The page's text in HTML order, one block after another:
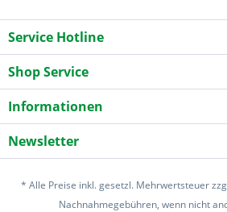
Service Hotline
Shop Service
Informationen
Newsletter
* Alle Preise inkl. gesetzl. Mehrwertsteuer
Nachnahmegebühren, wenn nicht